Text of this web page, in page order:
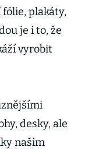
plakáty,
je i to, že
vyrobit
desky, ale
našim